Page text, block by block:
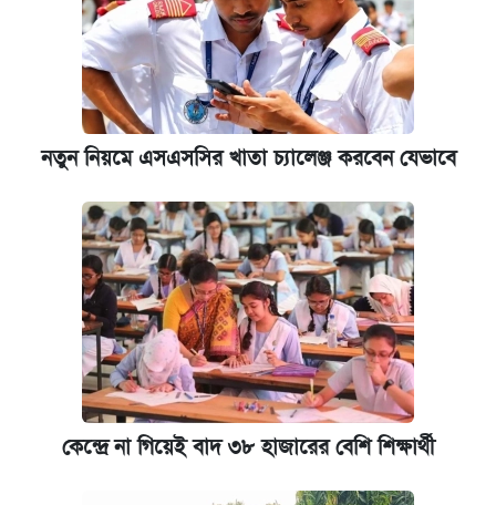
নতুন নিয়মে এসএসসির খাতা চ্যালেঞ্জ করবেন যেভাবে
কেন্দ্রে না গিয়েই বাদ ৩৮ হাজারের বেশি শিক্ষার্থী